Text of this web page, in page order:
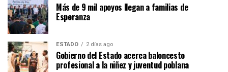
Más de 9 mil apoyos llegan a familias de
Esperanza
ESTADO 2 días ago
Gobierno del Estado acerca baloncesto
profesional a la niñez y juventud poblana